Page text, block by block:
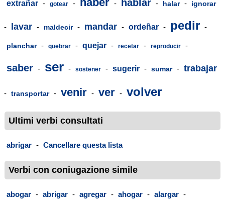
extrañar - gotear - - hablar - halar - ignorar
- lavar - maldecir - mandar - ordeñar - pedir -
planchar - quebrar - quejar - recetar - reproducir -
saber - ser - sostener - sugerir - sumar - trabajar
- transportar - venir - ver - volver
Ultimi verbi consultati
abrigar - Cancellare questa lista
Verbi con coniugazione simile
abogar - abrigar - agregar - ahogar - alargar -